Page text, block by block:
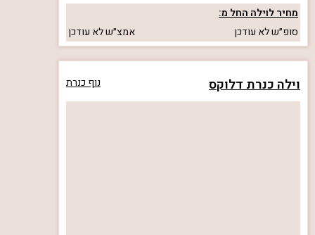
מחיר לוילה החל מ:
סופ״שלא עודכן אמצ״שלא עודכן
וילה כנרת דלוקס נוף כנרת